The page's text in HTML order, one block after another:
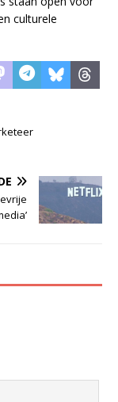
culturele